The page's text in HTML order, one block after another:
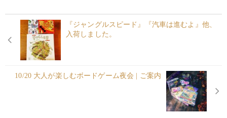
『ジャングルスピード』『汽車は進むよ』他、
入荷しました。
10/20 大人が楽しむボードゲーム夜会 | ご案内